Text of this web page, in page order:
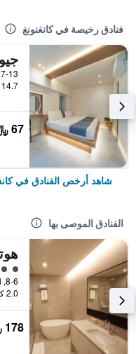
فنادق رخيصة في كانغنونغ
14.7 كيلومتر عن وسط المدينة
67 ﷼
شاهد أرخص الفنادق في
الفنادق الموصى بها
2.0 كيلومتر عن وسط المدينة
178 ﷼